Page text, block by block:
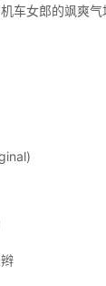
车女郎的飒爽